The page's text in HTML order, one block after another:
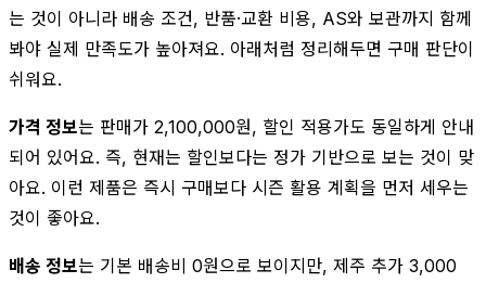
는 것이 아니라 배송 조건, 반품·교환 비용, AS와 보관까지 함께
봐야 실제 만족도가 높아져요. 아래처럼 정리해두면 구매 판단이
쉬워요.
가격 정보는 판매가 2,100,000원, 할인 적용가도 동일하게 안내
되어 있어요. 즉, 현재는 할인보다는 정가 기반으로 보는 것이 맞
아요. 이런 제품은 즉시 구매보다 시즌 활용 계획을 먼저 세우는
것이 좋아요.
배송 정보는 기본 배송비 0원으로 보이지만, 제주 추가 3,000